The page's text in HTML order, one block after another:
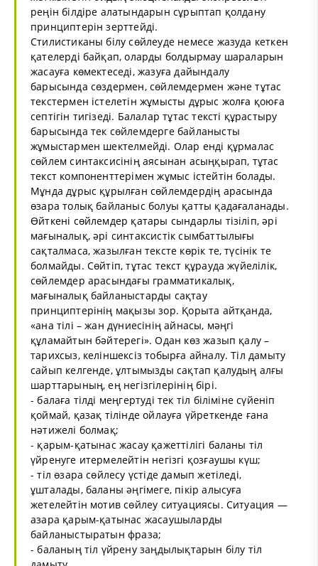
реңін білдіре алатындарын сұрыптап қолдану
принциптерін зерттейді.
Стилистиканы білу сөйлеуде немесе жазуда кеткен
қателерді байқап, оларды болдырмау шараларын
жасауға көмектеседі, жазуға дайындалу
барысында сөздермен, сөйлемдермен және тұтас
текстермен істелетін жұмысты дұрыс жолға қоюға
септігін тигізеді. Балалар тұтас тексті құрастыру
барысында тек сөйлемдерге байланысты
жұмыстармен шектелмейді. Олар енді құрмалас
сөйлем синтаксисінің аясынан асыңқырап, тұтас
текст компоненттерімен жұмыс істейтін болады.
Мұнда дұрыс құрылған сөйлемдердің арасында
өзара толық байланыс болуы қатты қадағаланады.
Өйткені сөйлемдер қатары сындарлы тізіліп, әрі
мағыналық, әрі синтаксистік сымбаттылығы
сақталмаса, жазылған тексте көрік те, түсінік те
болмайды. Сөйтіп, тұтас текст құрауда жүйелілік,
сөйлемдер арасындағы грамматикалық,
мағыналық байланыстарды сақтау
принциптерінің мақызы зор. Қорыта айтқанда,
«ана тілі – жан дүниесінің айнасы, мәңгі
құламайтын бәйтерегі». Одан көз жазып қалу –
тарихсыз, келіншексіз тобырға айналу. Тіл дамыту
сайып келгенде, ұлтымызды сақтап қалудың алғы
шарттарының, ең негізгілерінің бірі.
- балаға тілді меңгертуді тек тіл біліміне сүйеніп
қоймай, қазақ тілінде ойлауға үйреткенде ғана
нәтижелі болмақ;
- қарым-қатынас жасау қажеттілігі баланы тіл
үйренуге итермелейтін негізгі қозғаушы күш;
- тіл өзара сөйлесу үстіде дамып жетіледі,
ұшталады, баланы әңгімеге, пікір алысуға
жетелейтін мотив сөйлеу ситуациясы. Ситуация —
азара қарым-қатынас жасаушыларды
байланыстыратын фраза;
- баланың тіл үйрену заңдылықтарын білу тіл